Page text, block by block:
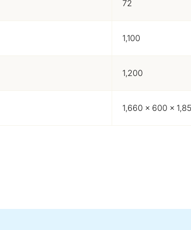
72
1,100
1,200
1,660 x 600 x